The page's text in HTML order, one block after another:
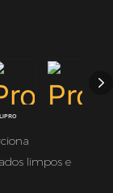
limpos e